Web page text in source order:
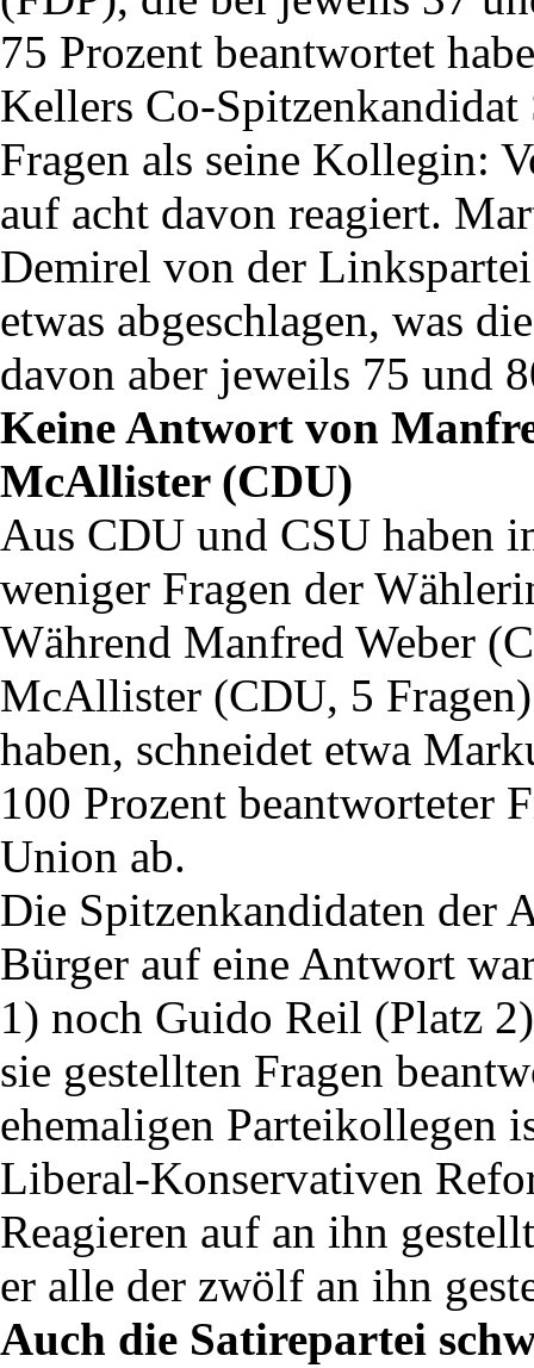
75 Prozent beantwortet
Kellers Co-
Fragen als seine Kollegin:
auf acht davon reagiert.
Demirel von der
etwas abgeschlagen, was
davon aber jeweils 75 und
Keine Antwort von
McAllister (CDU)
Aus CDU und CSU haben
weniger Fragen der
Während Manfred Weber
McAllister (CDU, 5
haben, schneidet etwa
100 Prozent beantworteter
Union ab.
Die Spitzenkandidaten der
Bürger auf eine Antwort
1) noch Guido Reil (Platz
sie gestellten Fragen
ehemaligen Parteikollegen
Liberal-Konservativen
Reagieren auf an ihn
er alle der zwölf an ihn
Auch die Satirepartei